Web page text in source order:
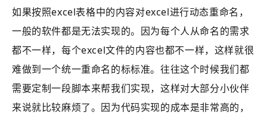
如果按照excel表格中的内容对excel进行动态重命名，
一般的软件都是无法实现的。因为每个人从命名的需求
都不一样，每个excel文件的内容也都不一样，这样就很
难做到一个统一重命名的标标准。往往这个时候我们都
需要定制一段脚本来帮我们实现，这样对大部分小伙伴
来说就比较麻烦了。因为代码实现的成本是非常高的，